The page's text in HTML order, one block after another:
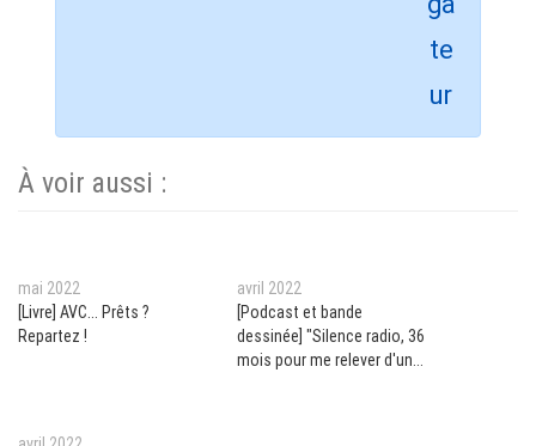
À voir aussi :
mai 2022
[Livre] AVC... Prêts ?
Repartez !
avril 2022
[Podcast et bande
dessinée] "Silence radio, 36
mois pour me relever d'un